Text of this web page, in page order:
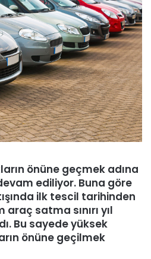
önüne geçmek adına
ediliyor. Buna göre
ilk tescil tarihinden
satma sınırı yıl
Bu sayede yüksek
önüne geçilmek